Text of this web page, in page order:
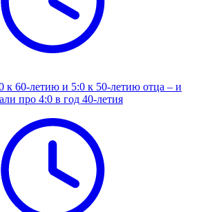
к 60-летию и 5:0 к 50-летию отца – и
про 4:0 в год 40-летия